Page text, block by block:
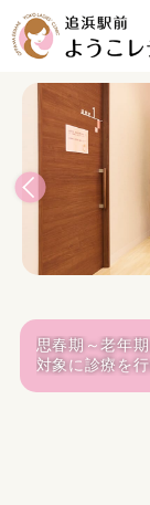
思春期～老年
対象に診療を